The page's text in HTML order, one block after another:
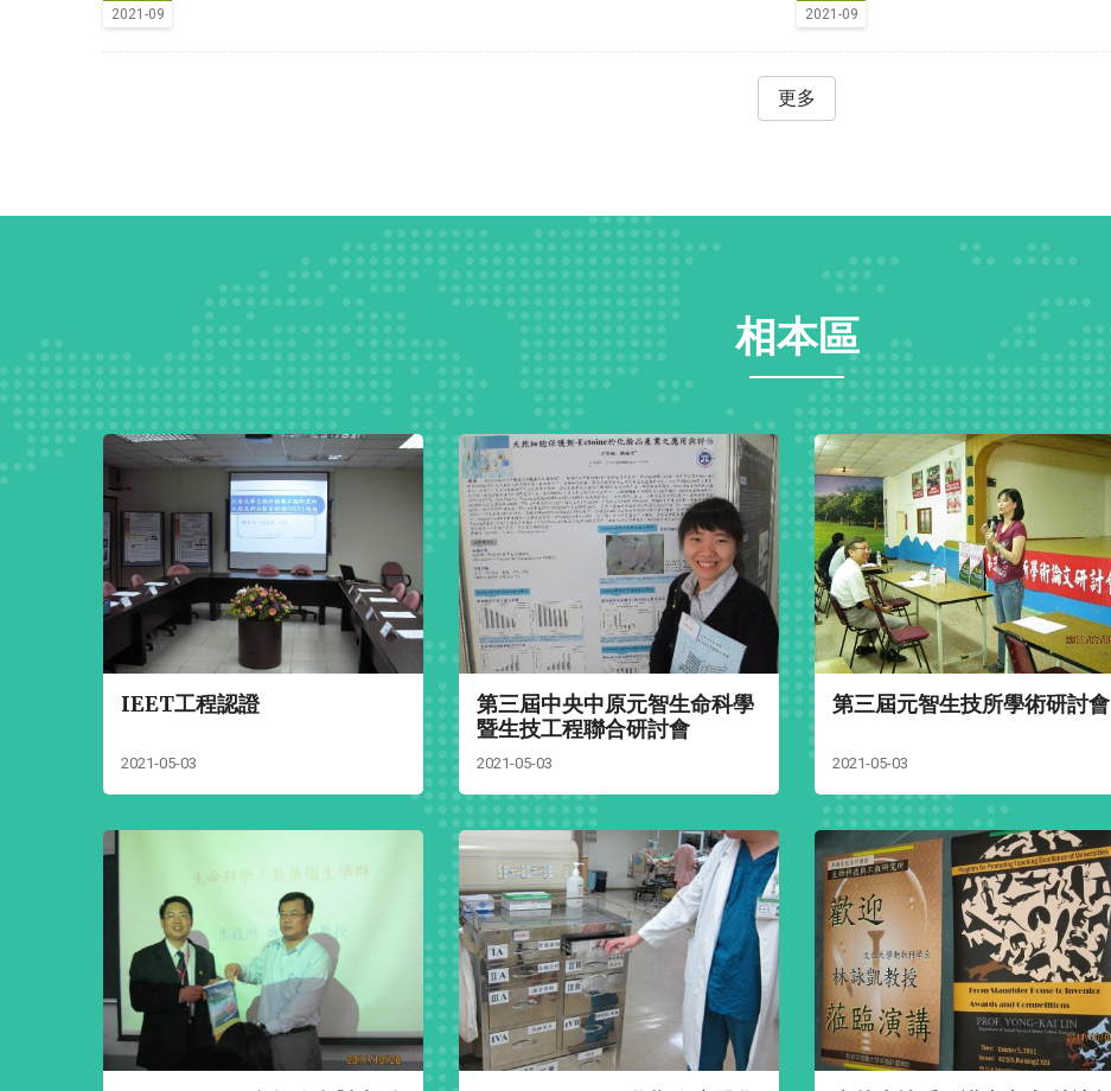
2021-09 2021-09
更多
相本區
IEET工程認證
2021-05-03
第三屆中央中原元智生命科學
暨生技工程聯合研討會
2021-05-03
第三屆元智生技所學術研討會
2021-05-03